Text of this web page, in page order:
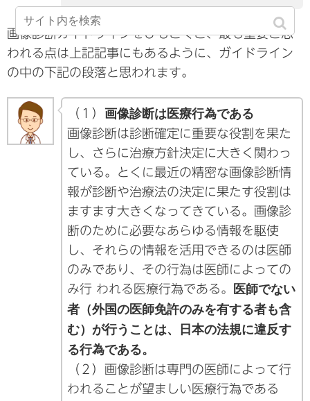
画像診断ガイドラインをひもとくと、最も重要と思
われる点は上記記事にもあるように、ガイドライン
の中の下記の段落と思われます。
（１）画像診断は医療行為である
画像診断は診断確定に重要な役割を果た
し、さらに治療方針決定に大きく関わっ
ている。とくに最近の精密な画像診断情
報が診断や治療法の決定に果たす役割は
ますます大きくなってきている。画像診
断のために必要なあらゆる情報を駆使
し、それらの情報を活用できるのは医師
のみであり、その行為は医師によっての
み行 われる医療行為である。
医師でない
者（外国の医師免許のみを有する者も含
む）が行うことは、日本の法規に違反す
る行為である。
（２）画像診断は専門の医師によって行
われることが望ましい医療行為である